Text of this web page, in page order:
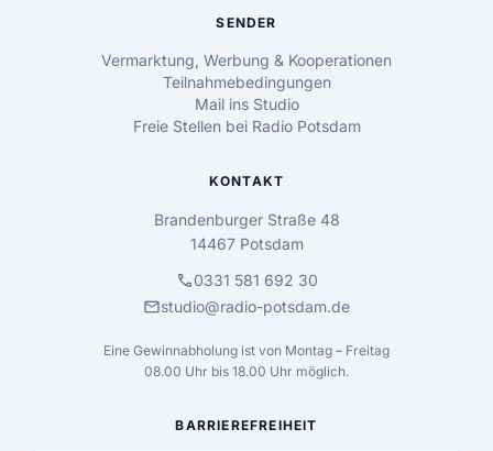
SENDER
Vermarktung, Werbung & Kooperationen
Teilnahmebedingungen
Mail ins Studio
Freie Stellen bei Radio Potsdam
KONTAKT
Brandenburger Straße 48
14467 Potsdam
call0331 581 692 30
mailstudio@radio-potsdam.de
Eine Gewinnabholung ist von Montag – Freitag
08.00 Uhr bis 18.00 Uhr möglich.
BARRIEREFREIHEIT